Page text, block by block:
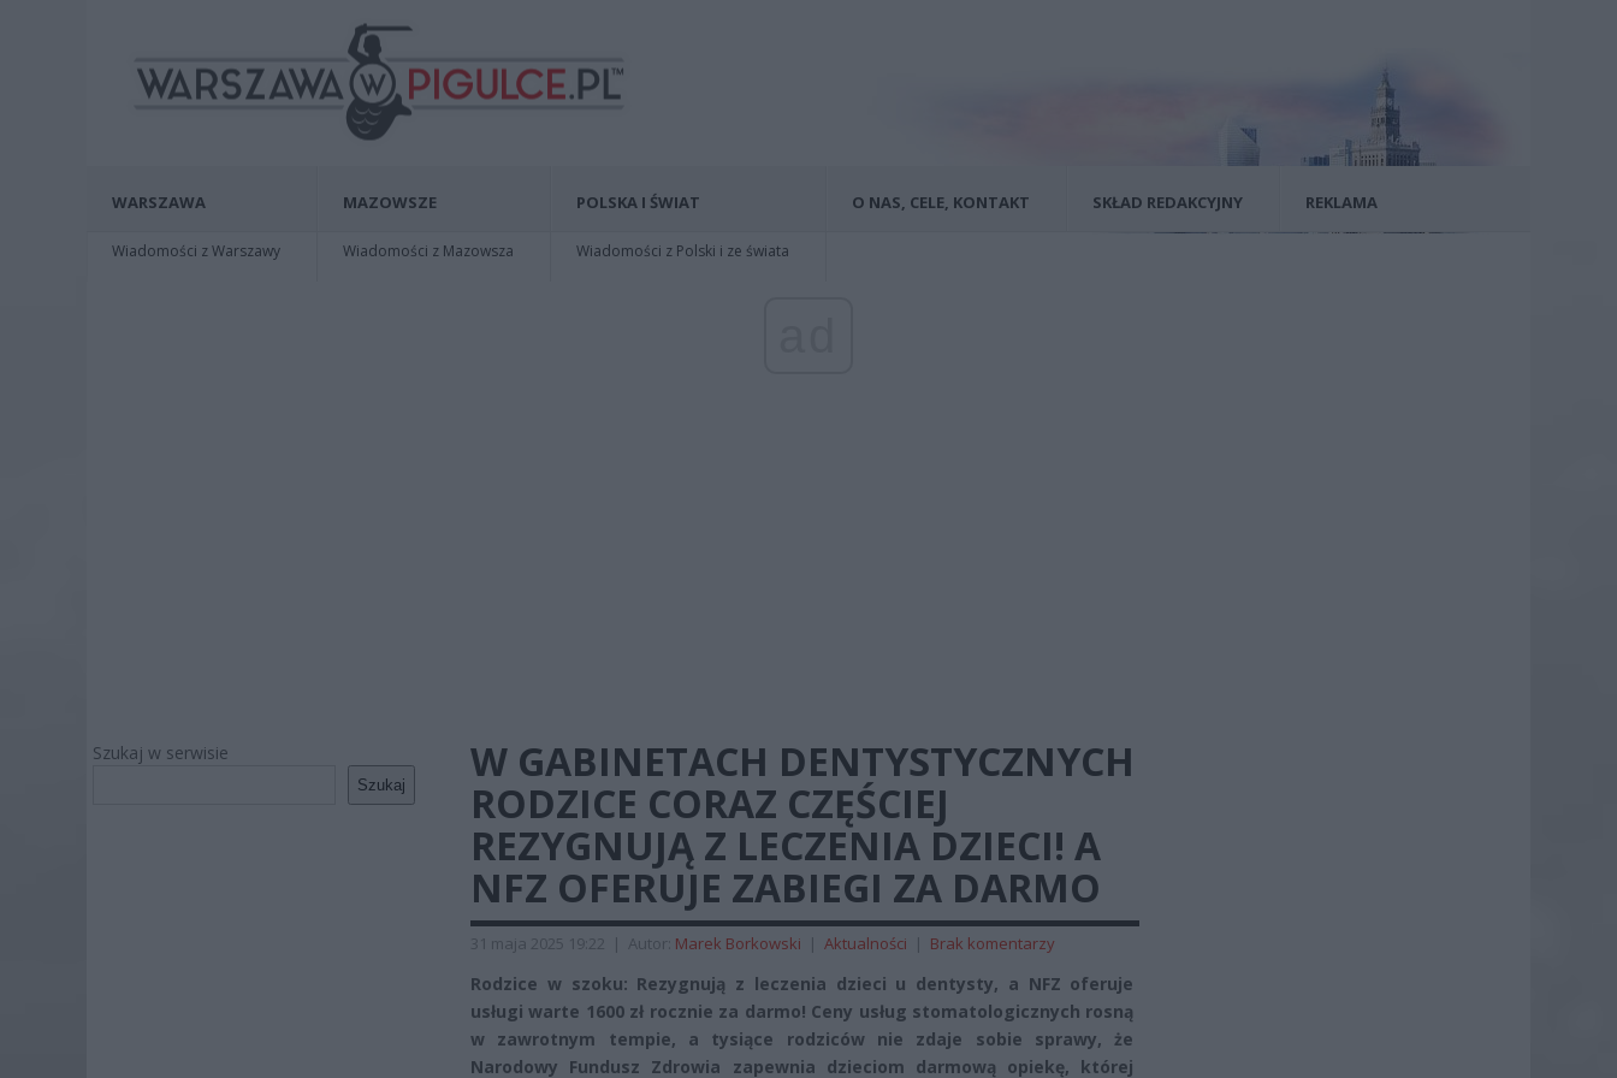
WARSZAWA
Wiadomości z Warszawy
MAZOWSZE
Wiadomości z Mazowsza
POLSKA I ŚWIAT
Wiadomości z Polski i ze świata
O NAS, CELE, KONTAKT SKŁAD REDAKCYJNY REKLAMA
Szukaj w serwisie
Szukaj
W GABINETACH DENTYSTYCZNYCH
RODZICE CORAZ CZĘŚCIEJ
REZYGNUJĄ Z LECZENIA DZIECI! A
NFZ OFERUJE ZABIEGI ZA DARMO
31 maja 2025 19:22 | Autor: Marek Borkowski | Aktualności | Brak komentarzy
Rodzice w szoku: Rezygnują z leczenia dzieci u dentysty, a NFZ oferuje
usługi warte 1600 zł rocznie za darmo! Ceny usług stomatologicznych rosną
w zawrotnym tempie, a tysiące rodziców nie zdaje sobie sprawy, że
Narodowy Fundusz Zdrowia zapewnia dzieciom darmową opiekę, której